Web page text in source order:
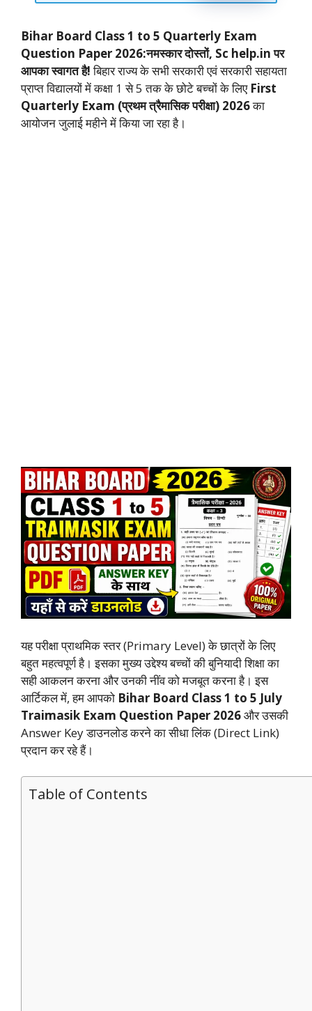
Bihar Board Class 1 to 5 Quarterly Exam
Question Paper 2026:नमस्कार दोस्तों, Sc help.in पर
आपका स्वागत है!बिहार राज्य के सभी सरकारी एवं सरकारी सहायता
प्राप्त विद्यालयों में कक्षा 1 से 5 तक के छोटे बच्चों के लिए First
Quarterly Exam (प्रथम त्रैमासिक परीक्षा) 2026का
आयोजन जुलाई महीने में किया जा रहा है।
यह परीक्षा प्राथमिक स्तर (Primary Level) के छात्रों के लिए
बहुत महत्वपूर्ण है। इसका मुख्य उद्देश्य बच्चों की बुनियादी शिक्षा का
सही आकलन करना और उनकी नींव को मजबूत करना है। इस
आर्टिकल में, हम आपको Bihar Board Class 1 to 5 July
Traimasik Exam Question Paper 2026और उसकी
Answer Key डाउनलोड करने का सीधा लिंक (Direct Link)
प्रदान कर रहे हैं।
Table of Contents